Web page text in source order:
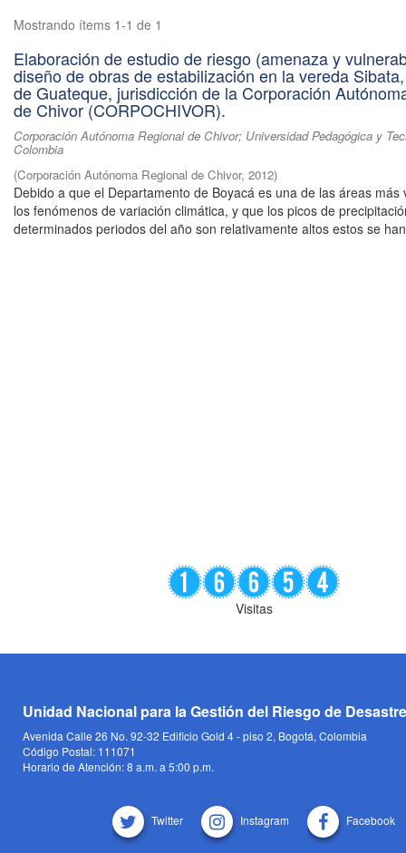
Mostrando ítems 1-1 de 1
Elaboración de estudio de riesgo (amenaza y
diseño de obras de estabilización en la vereda
de Guateque, jurisdicción de la Corporación
de Chivor (CORPOCHIVOR).
Corporación Autónoma Regional de Chivor; Universidad Pedagógica y
Colombia
(Corporación Autónoma Regional de Chivor, 2012)
Debido a que el Departamento de Boyacá es una de las áreas más
los fenómenos de variación climática, y que los picos de
determinados periodos del año son relativamente altos estos se
Visitas
Unidad Nacional para la Gestión del Riesgo de
Avenida Calle 26 No. 92-32 Edificio Gold 4 - piso 2, Bogotá, Colombia
Código Postal: 111071
Horario de Atención: 8 a.m. a 5:00 p.m.
Twitter Instagram Facebook